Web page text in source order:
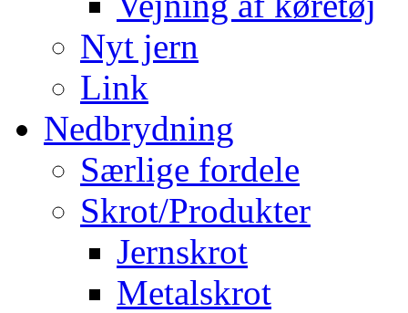
Nyt jern
Link
Nedbrydning
Særlige fordele
Skrot/Produkter
Jernskrot
Metalskrot